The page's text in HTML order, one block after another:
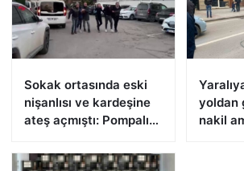
Sokak ortasında eski
nişanlısı ve kardeşine
ateş açmıştı: Pompalı
yoldan
nakil